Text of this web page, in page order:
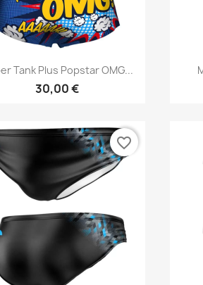
Aperçu rapide
Tank Plus Popstar OMG...
30,00 €
favorite_border